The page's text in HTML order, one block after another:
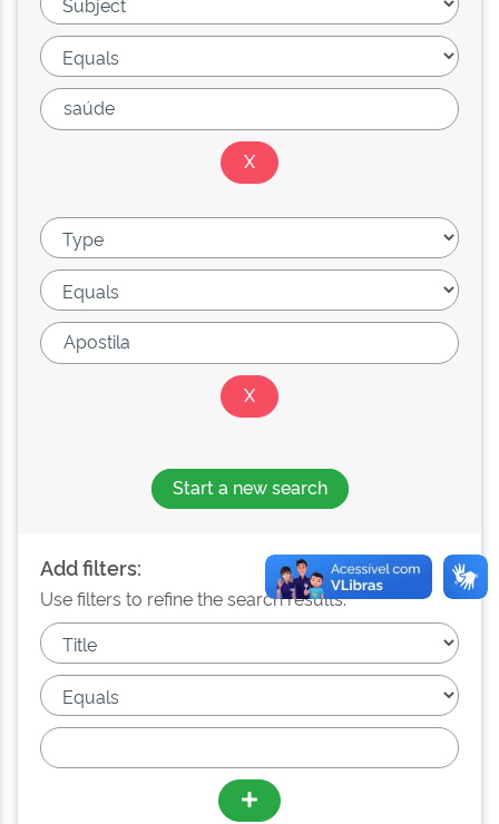
Start a new search
Add filters:
Use filters to refine the search results.